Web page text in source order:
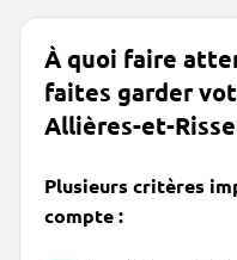
À quoi faire
faites garder
Allières-et-
Plusieurs critères
compte :